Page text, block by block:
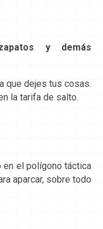
y demás
que dejes tus cosas.
la tarifa de salto.
en el polígono táctica
aparcar, sobre todo